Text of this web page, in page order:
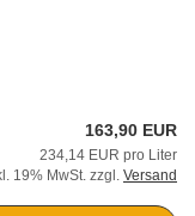
163,90 EUR
234,14 EUR pro Liter
19% MwSt. zzgl. Versand